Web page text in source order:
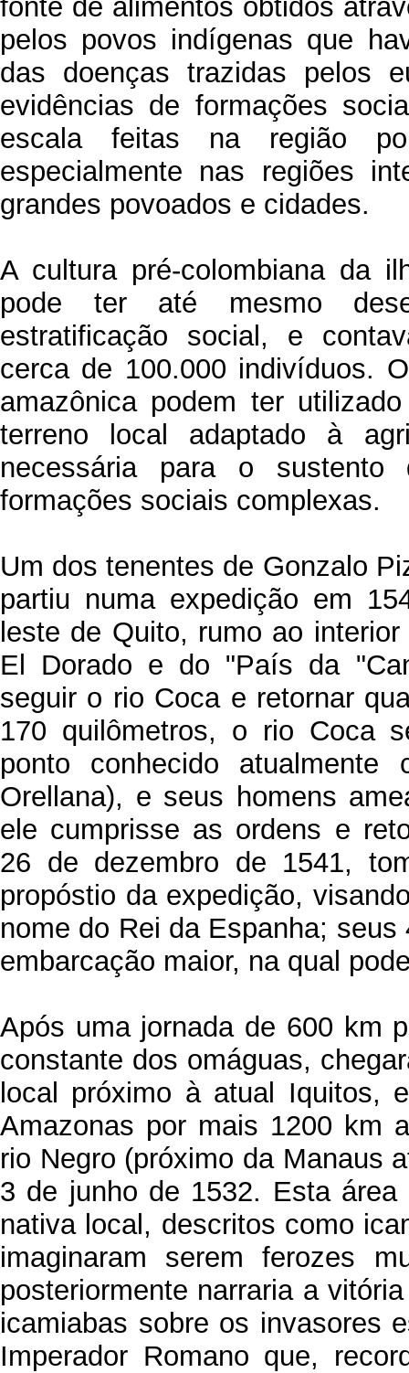
fonte de alimentos obtidos
pelos povos indígenas que
das doenças trazidas pelos
evidências de formações
escala feitas na região
especialmente nas regiões
grandes povoados e cidades.
A cultura pré-colombiana da
pode ter até mesmo
estratificação social, e
cerca de 100.000 indivíduos.
amazônica podem ter
terreno local adaptado à
necessária para o sustento
formações sociais complexas.
Um dos tenentes de Gonzalo
partiu numa expedição em
leste de Quito, rumo ao
El Dorado e do "País da
seguir o rio Coca e retornar
170 quilômetros, o rio Coca
ponto conhecido atualmente
Orellana), e seus homens
ele cumprisse as ordens e
26 de dezembro de 1541,
propóstio da expedição,
nome do Rei da Espanha;
embarcação maior, na qual
Após uma jornada de 600 km
constante dos omáguas,
local próximo à atual Iquitos,
Amazonas por mais 1200 km
rio Negro (próximo da Manaus
3 de junho de 1532. Esta
nativa local, descritos como
imaginaram serem ferozes
posteriormente narraria a
icamiabas sobre os invasores
Imperador Romano que,